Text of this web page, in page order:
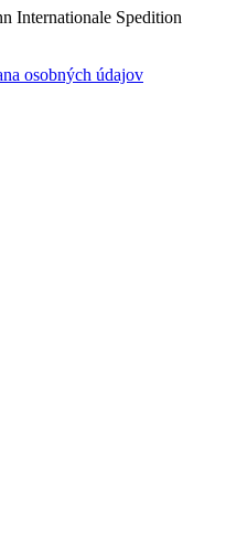
Internationale Spedition
osobných údajov